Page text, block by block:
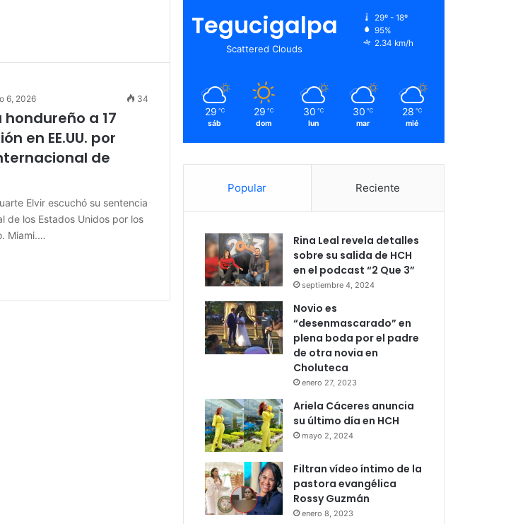
6, 2026 34
a 17
en EE.UU. por
de
Elvir escuchó su sentencia
de los Estados Unidos por los
Miami.…
Tegucigalpa
Scattered Clouds
29º - 18º
95%
2.34 km/h
29 ℃
sáb
29 ℃
dom
30 ℃
lun
30 ℃
mar
28 ℃
mié
Popular Reciente
Rina Leal revela detalles
sobre su salida de HCH
en el podcast “2 Que 3”
septiembre 4, 2024
Novio es
“desenmascarado” en
plena boda por el padre
de otra novia en
Choluteca
enero 27, 2023
Ariela Cáceres anuncia
su último día en HCH
mayo 2, 2024
Filtran vídeo íntimo de la
pastora evangélica
Rossy Guzmán
enero 8, 2023